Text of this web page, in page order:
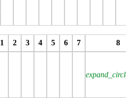
1 2 3 4 5 6 7
8